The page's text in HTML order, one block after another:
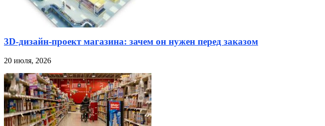
3D-дизайн-проект магазина: зачем он нужен перед заказом
20 июля, 2026